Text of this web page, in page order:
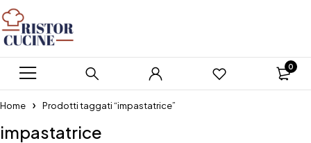
0
Home Prodotti taggati “impastatrice”
impastatrice